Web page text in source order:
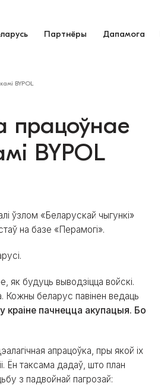
Партнёры Дапамога
BYPOL
працоўнае
BYPOL
ўзлом «Беларускай чыгункі»
на базе «Перамогі».
як будуць выводзіцца войскі.
Кожны беларус павінен ведаць
краіне пачнецца акупацыя. Бо
апрацоўка, пры якой іх
Ён таксама дадаў, што план
з падвойнай пагрозай: